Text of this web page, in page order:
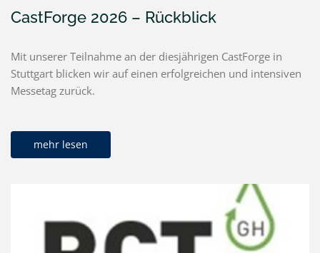
CastForge 2026 – Rückblick
Mit unserer Teilnahme an der diesjährigen CastForge in
Stuttgart blicken wir auf einen erfolgreichen und intensiven
Messetag zurück.
mehr lesen